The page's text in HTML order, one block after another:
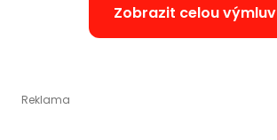
Zobrazit celou